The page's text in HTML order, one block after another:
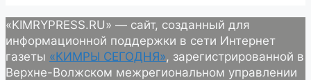
«KIMRYPRESS.RU» — сайт, созданный для
информационной поддержки в сети Интернет
газеты «КИМРЫ СЕГОДНЯ», зарегистрированной в
Верхне-Волжском межрегиональном управлении